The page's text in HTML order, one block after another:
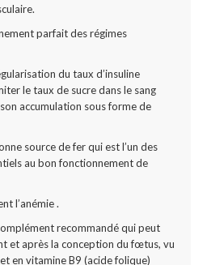
parfait des régimes
du taux d’insuline
le taux de sucre dans le sang
accumulation sous forme de
source de fer qui est l’un des
au bon fonctionnement de
l’anémie .
recommandé qui peut
et après la conception du fœtus, vu
en vitamine B9 (acide folique)